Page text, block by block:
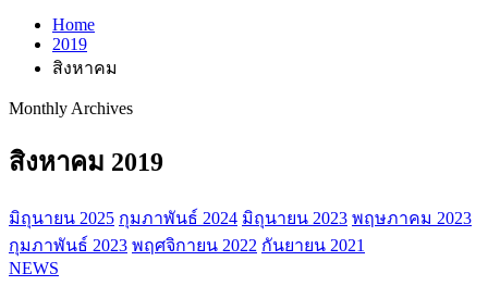
Home
2019
สิงหาคม
Monthly Archives
สิงหาคม 2019
มิถุนายน 2025 กุมภาพันธ์ 2024 มิถุนายน 2023 พฤษภาคม 2023
กุมภาพันธ์ 2023 พฤศจิกายน 2022 กันยายน 2021
NEWS